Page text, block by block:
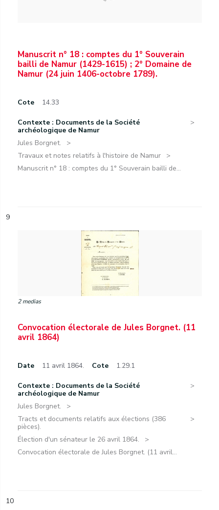
Manuscrit n° 18 : comptes du 1° Souverain
bailli de Namur (1429-1615) ; 2° Domaine de
Namur (24 juin 1406-octobre 1789).
Cote 14.33
Contexte : Documents de la Société
archéologique de Namur
Jules Borgnet.
Travaux et notes relatifs à l'histoire de Namur
Manuscrit n° 18 : comptes du 1° Souverain bailli de...
9
2 medias
Convocation électorale de Jules Borgnet. (11
avril 1864)
Date 11 avril 1864. Cote 1.29.1
Contexte : Documents de la Société
archéologique de Namur
Jules Borgnet.
Tracts et documents relatifs aux élections (386
pièces).
Élection d'un sénateur le 26 avril 1864.
Convocation électorale de Jules Borgnet. (11 avril...
10